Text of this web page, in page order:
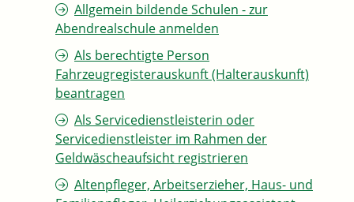
Allgemein bildende Schulen - zur
Abendrealschule anmelden
Als berechtigte Person
Fahrzeugregisterauskunft (Halterauskunft)
beantragen
Als Servicedienstleisterin oder
Servicedienstleister im Rahmen der
Geldwäscheaufsicht registrieren
Altenpfleger, Arbeitserzieher, Haus- und